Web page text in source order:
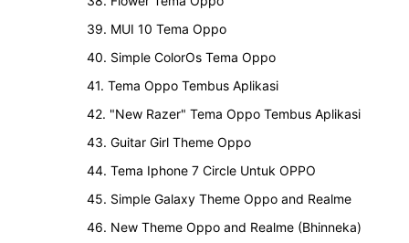
39. MUI 10 Tema Oppo
40. Simple ColorOs Tema Oppo
41. Tema Oppo Tembus Aplikasi
42. "New Razer" Tema Oppo Tembus Aplikasi
43. Guitar Girl Theme Oppo
44. Tema Iphone 7 Circle Untuk OPPO
45. Simple Galaxy Theme Oppo and Realme
46. New Theme Oppo and Realme (Bhinneka)